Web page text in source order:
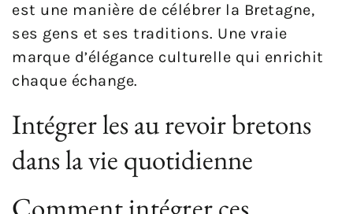
est une manière de célébrer la Bretagne,
ses gens et ses traditions. Une vraie
marque d’élégance culturelle qui enrichit
chaque échange.
Intégrer les au revoir bretons
dans la vie quotidienne